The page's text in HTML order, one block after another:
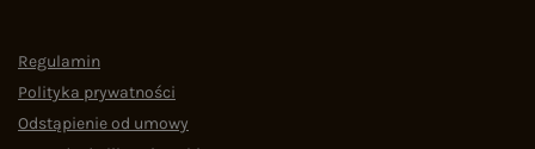
Regulamin
Polityka prywatności
Odstąpienie od umowy